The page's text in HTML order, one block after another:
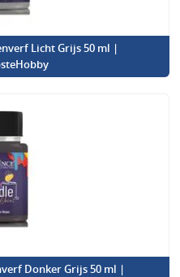
Licht Grijs 50 ml |
Donker Grijs 50 ml |